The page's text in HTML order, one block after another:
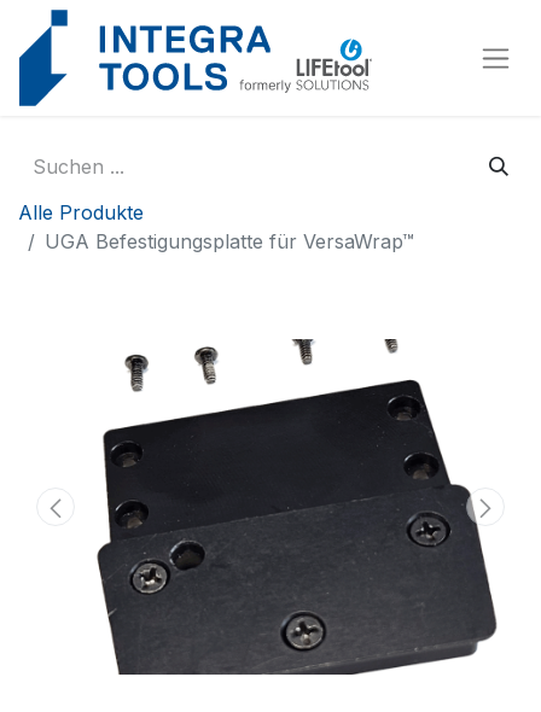
Alle Produkte
UGA Befestigungsplatte für VersaWrap™
Cookie-Einstellungen